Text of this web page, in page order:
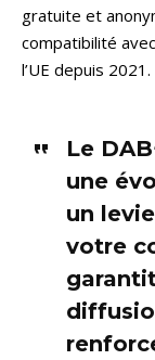
gratuite et
compatibilité
l’UE depuis 2021.
Le
une
un
votre